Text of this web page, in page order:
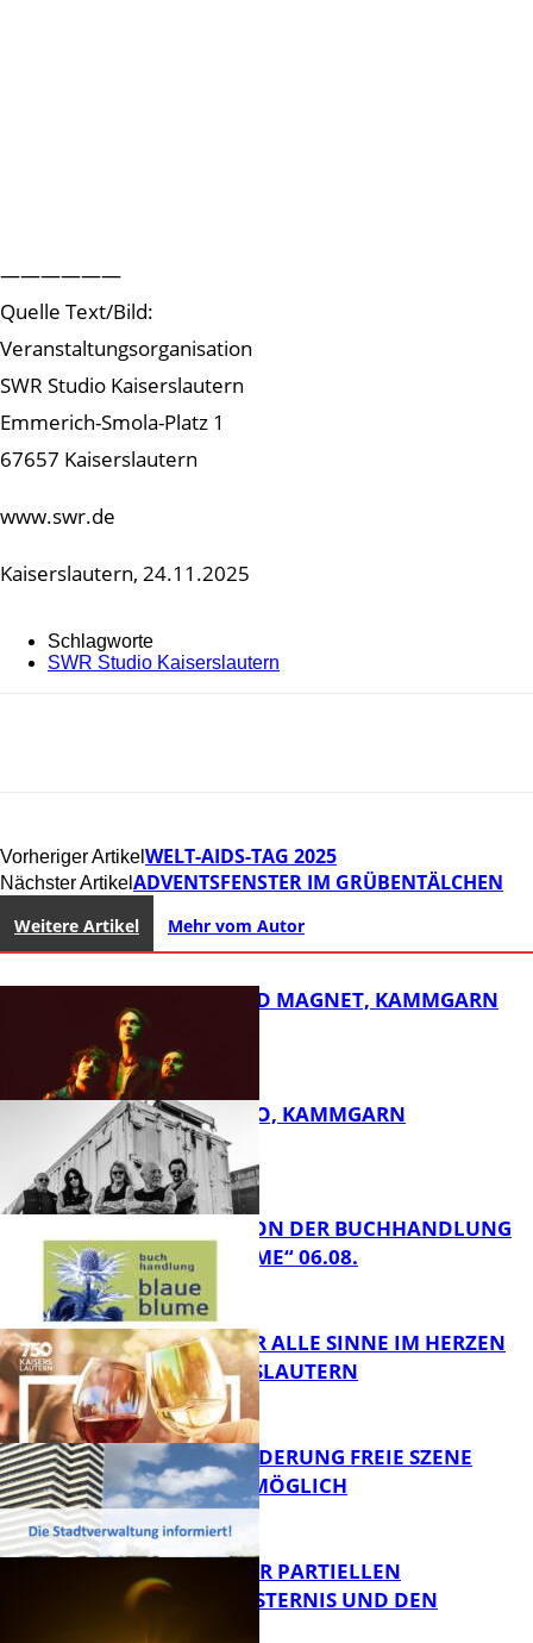
——————
Quelle Text/Bild:
Veranstaltungsorganisation
SWR Studio Kaiserslautern
Emmerich-Smola-Platz 1
67657 Kaiserslautern
www.swr.de
Kaiserslautern, 24.11.2025
Schlagworte
SWR Studio Kaiserslautern
Vorheriger Artikel WELT-AIDS-TAG 2025
Nächster Artikel ADVENTSFENSTER IM GRÜBENTÄLCHEN
Weitere Artikel Mehr vom Autor
FB Kultur
DIRTY SOUND MAGNET, KAMMGARN
ROSE TATTOO, KAMMGARN
FB Kultur
LESETIPPS VON DER BUCHHANDLUNG
„BLAUE BLUME“ 06.08.
FB Kultur
GENÜSSE FÜR ALLE SINNE IM HERZEN
VON KAISERSLAUTERN
PROJEKTFÖRDERUNG FREIE SZENE
WEITERHIN MÖGLICH
VORTRAG ZUR PARTIELLEN
SONNENFINSTERNIS UND DEN
PERSEIDEN